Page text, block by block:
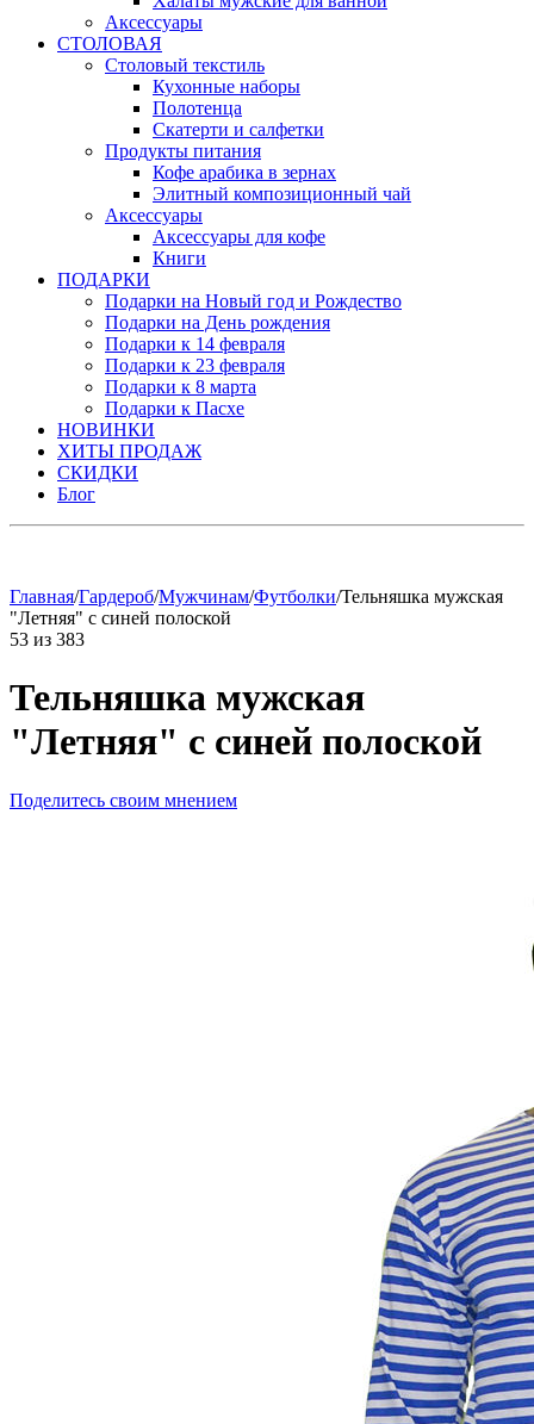
Аксессуары
СТОЛОВАЯ
Столовый текстиль
Кухонные наборы
Полотенца
Скатерти и салфетки
Продукты питания
Кофе арабика в зернах
Элитный композиционный чай
Аксессуары
Аксессуары для кофе
Книги
ПОДАРКИ
Подарки на Новый год и Рождество
Подарки на День рождения
Подарки к 14 февраля
Подарки к 23 февраля
Подарки к 8 марта
Подарки к Пасхе
НОВИНКИ
ХИТЫ ПРОДАЖ
СКИДКИ
Блог
Главная/Гардероб/Мужчинам/Футболки/Тельняшка мужская
"Летняя" с синей полоской
53 из 383
Тельняшка мужская
"Летняя" с синей полоской
Поделитесь своим мнением